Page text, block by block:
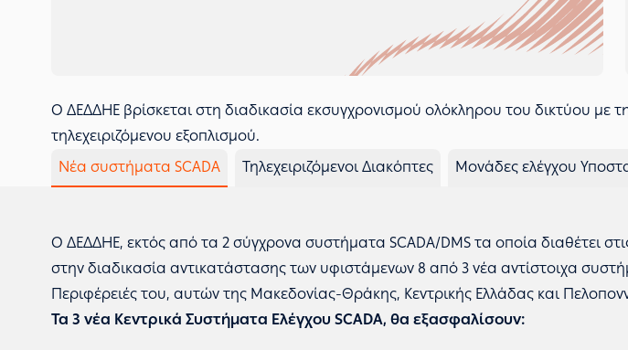
Ο ΔΕΔΔΗΕ βρίσκεται στη διαδικασία εκσυγχρονισμού ολόκληρου του δικτύου με
τηλεχειριζόμενου εξοπλισμού.
Νέα συστήματα SCADA
Τηλεχειριζόμενοι Διακόπτες Μονάδες ελέγχου
Ο ΔΕΔΔΗΕ, εκτός από τα 2 σύγχρονα συστήματα SCADA/DMS τα οποία διαθέτει
στην διαδικασία αντικατάστασης των υφιστάμενων 8 από 3 νέα αντίστοιχα
Περιφέρειές του, αυτών της Μακεδονίας-Θράκης, Κεντρικής Ελλάδας και
Τα 3 νέα Κεντρικά Συστήματα Ελέγχου SCADA, θα εξασφαλίσουν: